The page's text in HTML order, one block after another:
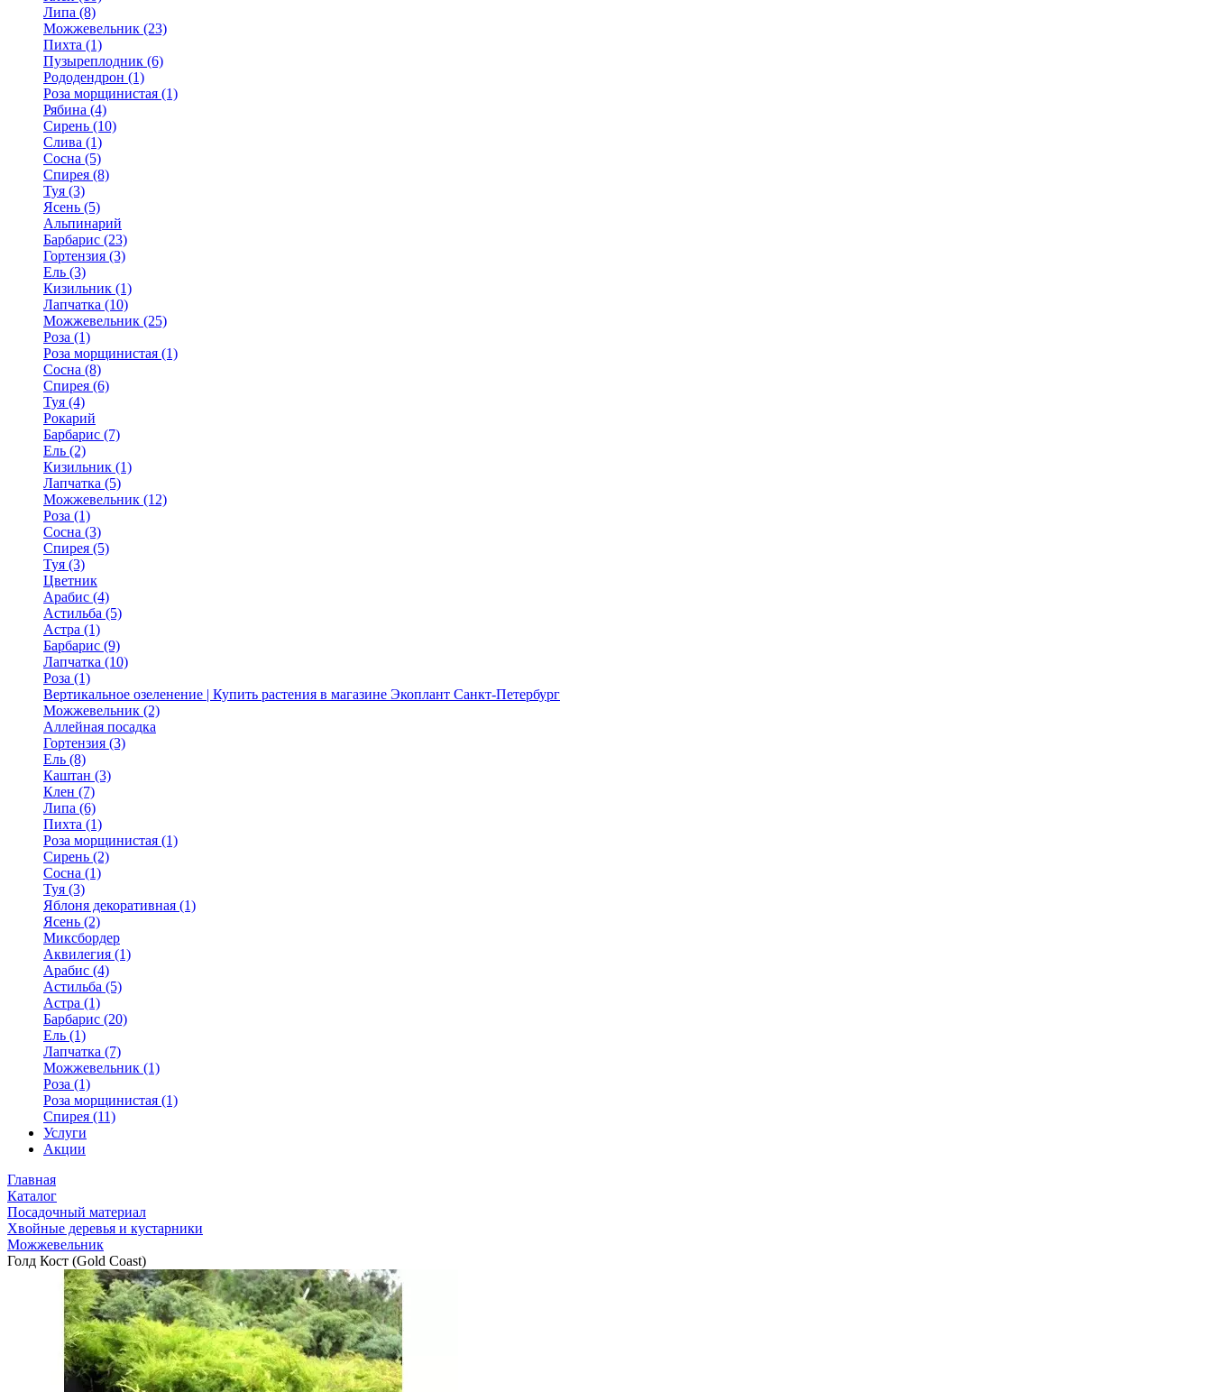
Липа (8)
Можжевельник (23)
Пихта (1)
Пузыреплодник (6)
Рододендрон (1)
Роза морщинистая (1)
Рябина (4)
Сирень (10)
Слива (1)
Сосна (5)
Спирея (8)
Туя (3)
Ясень (5)
Альпинарий
Барбарис (23)
Гортензия (3)
Ель (3)
Кизильник (1)
Лапчатка (10)
Можжевельник (25)
Роза (1)
Роза морщинистая (1)
Сосна (8)
Спирея (6)
Туя (4)
Рокарий
Барбарис (7)
Ель (2)
Кизильник (1)
Лапчатка (5)
Можжевельник (12)
Роза (1)
Сосна (3)
Спирея (5)
Туя (3)
Цветник
Арабис (4)
Астильба (5)
Астра (1)
Барбарис (9)
Лапчатка (10)
Роза (1)
Вертикальное озеленение | Купить растения в магазине Экоплант Санкт-Петербург
Можжевельник (2)
Аллейная посадка
Гортензия (3)
Ель (8)
Каштан (3)
Клен (7)
Липа (6)
Пихта (1)
Роза морщинистая (1)
Сирень (2)
Сосна (1)
Туя (3)
Яблоня декоративная (1)
Ясень (2)
Миксбордер
Аквилегия (1)
Арабис (4)
Астильба (5)
Астра (1)
Барбарис (20)
Ель (1)
Лапчатка (7)
Можжевельник (1)
Роза (1)
Роза морщинистая (1)
Спирея (11)
Услуги
Акции
Главная
Каталог
Посадочный материал
Хвойные деревья и кустарники
Можжевельник
Голд Кост (Gold Coast)